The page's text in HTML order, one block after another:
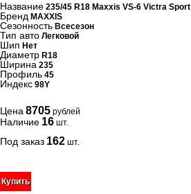
Название 235/45 R18 Maxxis VS-6 Victra Sport
Бренд MAXXIS
Сезонность Всесезон
Тип авто Легковой
Шип Нет
Диаметр R18
Ширина 235
Профиль 45
Индекс 98Y
Цена 8705 рублей
Наличие 16 шт.
Под заказ 162 шт.
Купить